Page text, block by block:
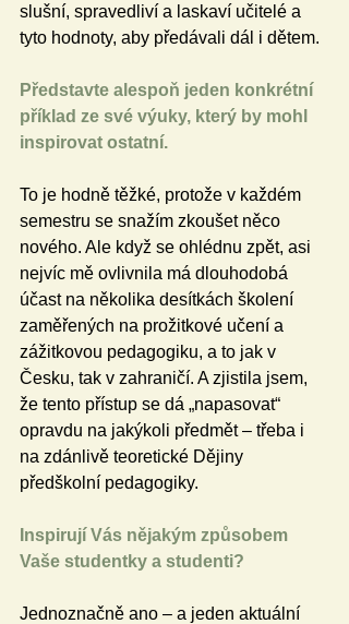
slušní, spravedliví a laskaví učitelé a
tyto hodnoty, aby předávali dál i dětem.
Představte alespoň jeden konkrétní
příklad ze své výuky, který by mohl
inspirovat ostatní.
To je hodně těžké, protože v každém
semestru se snažím zkoušet něco
nového. Ale když se ohlédnu zpět, asi
nejvíc mě ovlivnila má dlouhodobá
účast na několika desítkách školení
zaměřených na prožitkové učení a
zážitkovou pedagogiku, a to jak v
Česku, tak v zahraničí. A zjistila jsem,
že tento přístup se dá „napasovat“
opravdu na jakýkoli předmět – třeba i
na zdánlivě teoretické Dějiny
předškolní pedagogiky.
Inspirují Vás nějakým způsobem
Vaše studentky a studenti?
Jednoznačně ano – a jeden aktuální